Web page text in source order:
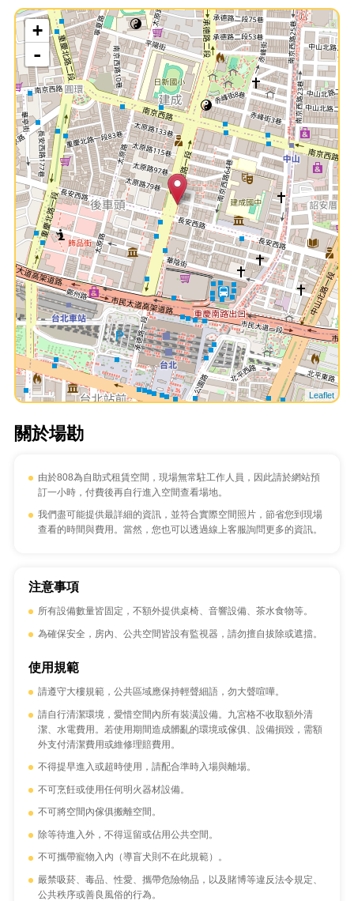
+
-
Leaflet
關於場勘
由於808為自助式租賃空間，現場無常駐工作人員，因此請於網站預
訂一小時，付費後再自行進入空間查看場地。
我們盡可能提供最詳細的資訊，並符合實際空間照片，節省您到現場
查看的時間與費用。當然，您也可以透過線上客服詢問更多的資訊。
注意事項
所有設備數量皆固定，不額外提供桌椅、音響設備、茶水食物等。
為確保安全，房內、公共空間皆設有監視器，請勿擅自拔除或遮擋。
使用規範
請遵守大樓規範，公共區域應保持輕聲細語，勿大聲喧嘩。
請自行清潔環境，愛惜空間內所有裝潢設備。九宮格不收取額外清
潔、水電費用。若使用期間造成髒亂的環境或傢俱、設備損毀，需額
外支付清潔費用或維修理賠費用。
不得提早進入或超時使用，請配合準時入場與離場。
不可烹飪或使用任何明火器材設備。
不可將空間內傢俱搬離空間。
除等待進入外，不得逗留或佔用公共空間。
不可攜帶寵物入內（導盲犬則不在此規範）。
嚴禁吸菸、毒品、性愛、攜帶危險物品，以及賭博等違反法令規定、
公共秩序或善良風俗的行為。